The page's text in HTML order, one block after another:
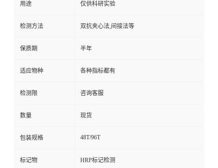
用途 仅供科研实验
检测方法 双抗夹心法,间接法等
保质期 半年
适应物种 各种指标都有
检测限 咨询客服
数量 现货
包装规格 48T/96T
标记物 HRP标记检测